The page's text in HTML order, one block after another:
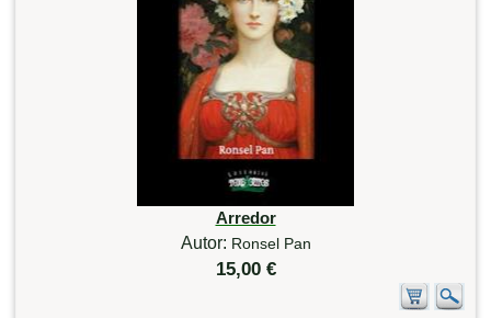
Arredor
Autor: Ronsel Pan
15,00 €